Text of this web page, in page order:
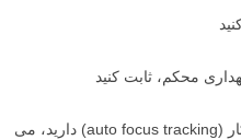
۵- اگر دوربینی با ردیابی فوکوس خودکار (auto focus tracking) دارید، می